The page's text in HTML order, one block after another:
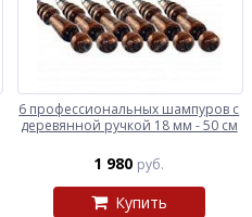
6 профессиональных шампуров с
деревянной ручкой 18 мм - 50 см
1 980 руб.
Купить